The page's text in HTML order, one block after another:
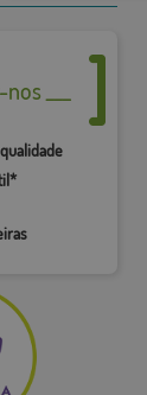
___
qualidade